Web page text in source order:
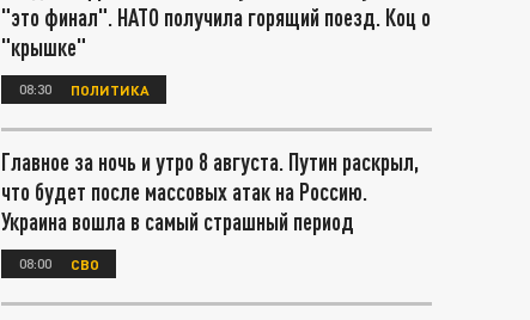
"это финал". НАТО получила горящий поезд. Коц о
"крышке"
08:30 ПОЛИТИКА
Главное за ночь и утро 8 августа. Путин раскрыл,
что будет после массовых атак на Россию.
Украина вошла в самый страшный период
08:00 СВО